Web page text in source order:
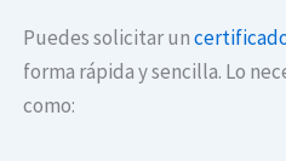
Puedes solicitar un
forma rápida y sencilla. Lo
como: